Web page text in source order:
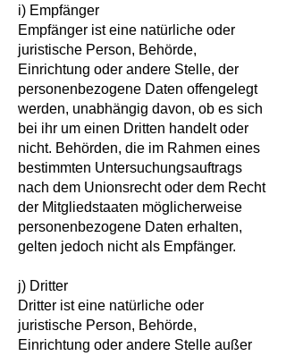
i) Empfänger
Empfänger ist eine natürliche oder
juristische Person, Behörde,
Einrichtung oder andere Stelle, der
personenbezogene Daten offengelegt
werden, unabhängig davon, ob es sich
bei ihr um einen Dritten handelt oder
nicht. Behörden, die im Rahmen eines
bestimmten Untersuchungsauftrags
nach dem Unionsrecht oder dem Recht
der Mitgliedstaaten möglicherweise
personenbezogene Daten erhalten,
gelten jedoch nicht als Empfänger.
j) Dritter
Dritter ist eine natürliche oder
juristische Person, Behörde,
Einrichtung oder andere Stelle außer